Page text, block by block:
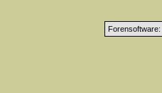
Forensoftware: